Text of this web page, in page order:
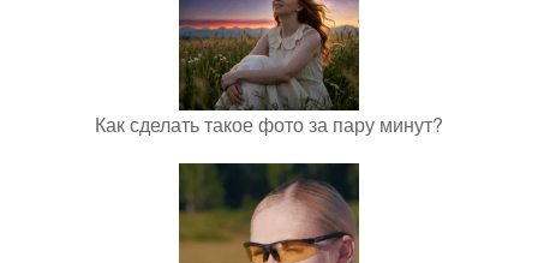
Как сделать такое фото за пару минут?